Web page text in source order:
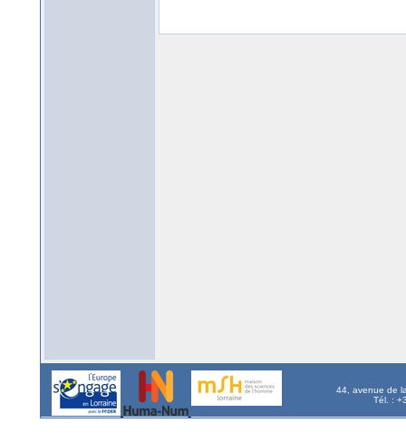
44, avenue de
Tél. :